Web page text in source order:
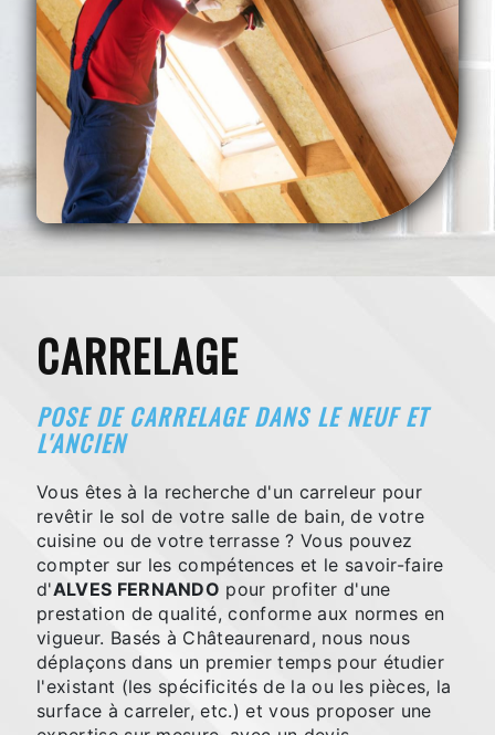
CARRELAGE
POSE DE CARRELAGE DANS LE NEUF ET
L'ANCIEN
Vous êtes à la recherche d'un carreleur pour
revêtir le sol de votre salle de bain, de votre
cuisine ou de votre terrasse ? Vous pouvez
compter sur les compétences et le savoir-faire
d'ALVES FERNANDO pour profiter d'une
prestation de qualité, conforme aux normes en
vigueur. Basés à Châteaurenard, nous nous
déplaçons dans un premier temps pour étudier
l'existant (les spécificités de la ou les pièces, la
surface à carreler, etc.) et vous proposer une